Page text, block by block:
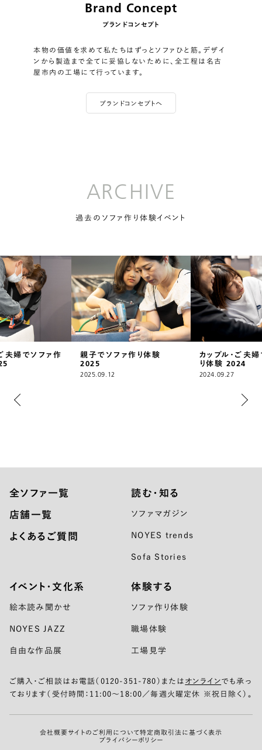
Brand Concept
ブランドコンセプト
本物の価値を求めて私たちはずっとソファひと筋。デザイ
ンから製造まで全てに妥協しないために、全工程は名古
屋市内の工場にて行っています。
ブランドコンセプトへ
ARCHIVE
過去のソファ作り体験イベント
夫婦でソファ作
親子でソファ作り体験
2025
2025.09.12
カップル・ご夫
り体験 2024
2024.09.27
全ソファ一覧
店舗一覧
よくあるご質問
読む・知る
ソファマガジン
NOYES trends
Sofa Stories
イベント・文化系
絵本読み聞かせ
NOYES JAZZ
自由な作品展
体験する
ソファ作り体験
職場体験
工場見学
ご購入・ご相談はお電話（0120-351-780）または オンラインでも承っ
ております（受付時間：11:00〜18:00／毎週火曜定休 ※祝日除く）。
会社概要サイトのご利用について特定商取引法に基づく表示
プライバシーポリシー